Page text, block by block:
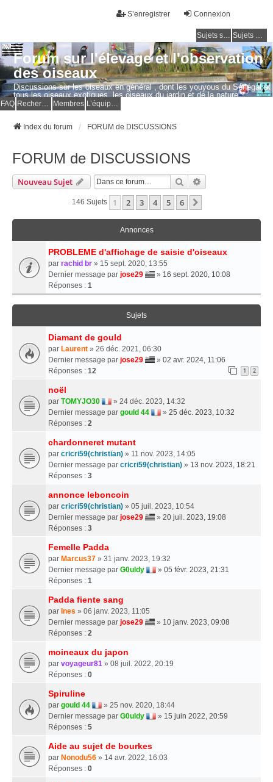
Connexion
S’enregistrer
Sujets sans réponse Sujets actifs
Forum sur l'élevage et l'observation
des oiseaux
Discussions sur les oiseaux en général , dont les youyous du Sénégal et
tous les oiseaux exotiques, les oiseaux du jardin et de la nature.
Questions, photos, expériences.
FAQ Membres
Index du forum FORUM de DISCUSSIONS
FORUM de DISCUSSIONS
Nouveau Sujet Rechercher
146 Sujets 1 2 3 4 5 6
Annonces
PROBLEME d'affichage de saisie d'oiseaux
par rachid br » 15 sept. 2020, 13:55
Dernier message par jose29 » 16 sept. 2020, 10:08
Réponses : 1
Sujets
Diamant de gould
par Laurent » 26 déc. 2021, 06:30
Dernier message par jose29 » 02 avr. 2024, 11:06
Réponses : 12 1 2
noël
par TOMYJO30
» 24 déc. 2023, 14:32
Dernier message par gould 44 » 25 déc. 2023, 10:32
Réponses : 2
chardonneret mutant
par cricri59(christian) » 11 nov. 2023, 14:05
Dernier message par cricri59(christian) » 13 nov. 2023, 18:21
Réponses : 3
annonce leboncoin
par cricri59(christian) » 05 juil. 2023, 10:54
Dernier message par jose29 » 20 juil. 2023, 19:08
Réponses : 3
Femelle Padda
par Marcus37 » 31 janv. 2023, 19:32
Dernier message par G0uldy » 05 févr. 2023, 21:31
Réponses : 1
Padda fiente sang
par Ines » 06 janv. 2023, 11:05
Dernier message par jose29 » 10 janv. 2023, 09:08
Réponses : 2
moineaux du japon
par voyageur81 » 08 juil. 2022, 20:19
Réponses : 0
Spiruline
par gould 44
» 25 nov. 2020, 18:44
Dernier message par G0uldy » 15 juin 2022, 20:59
Réponses : 5
Aide au sujet de bourkes
par Nonodu56 » 14 avr. 2022, 16:03
Réponses : 0